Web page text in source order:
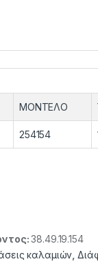
ΜΟΝΤΕΛΟ
254154
38.49.19.154
καλαμιών